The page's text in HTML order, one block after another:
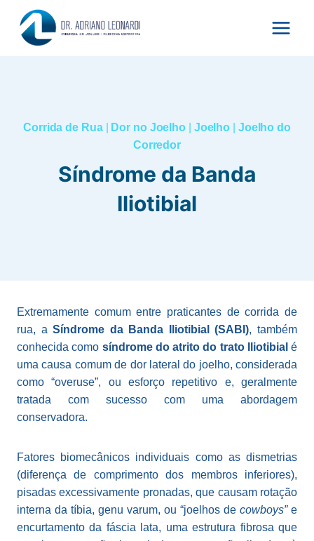
para
Corrida de Rua| Dor no Joelho Joelho
Joelho do
Corredor
Síndrome da Banda
Iliotibial
Extremamente comum entre praticantes de corrida de
rua, aSíndrome da Banda Iliotibial (SABI), também
conhecida como síndrome do atrito do trato Iliotibial é
uma causa comum de dor lateral do joelho, considerada
como “overuse”, ou esforço repetitivo e, geralmente
tratada com sucesso com uma abordagem
conservadora.
Fatores biomecânicos individuais como as dismetrias
(diferença de comprimento dos membros inferiores),
pisadas excessivamente pronadas, que causam rotação
interna da tíbia, genu varum, ou “joelhos de cowboys”e
encurtamento da fáscia lata, uma estrutura fibrosa que